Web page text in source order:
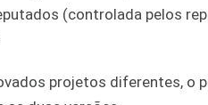
(controlada pelos
projetos diferentes, o